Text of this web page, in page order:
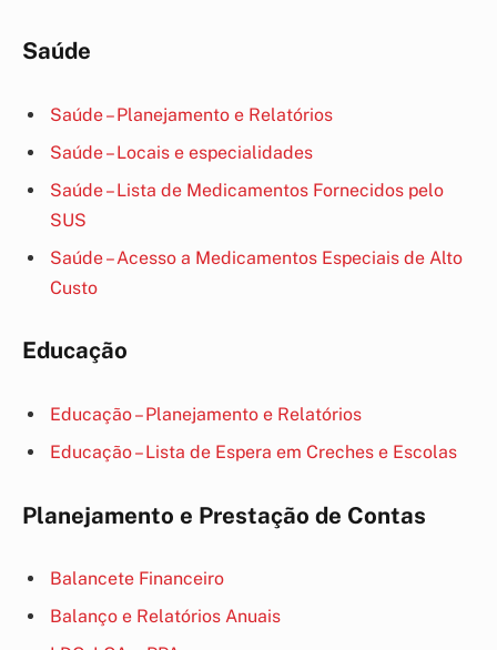
Saúde
Saúde – Planejamento e Relatórios
Saúde – Locais e especialidades
Saúde – Lista de Medicamentos Fornecidos pelo
SUS
Saúde – Acesso a Medicamentos Especiais de Alto
Custo
Educação
Educação – Planejamento e Relatórios
Educação – Lista de Espera em Creches e Escolas
Planejamento e Prestação de Contas
Balancete Financeiro
Balanço e Relatórios Anuais